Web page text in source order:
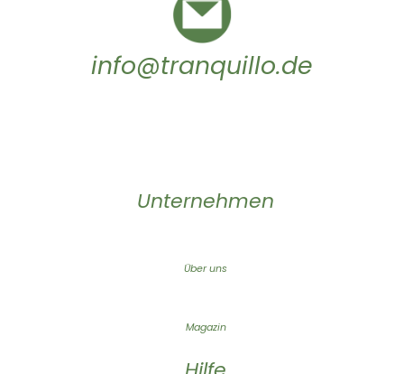
info@tranquillo.de
Unternehmen
Über uns
Magazin